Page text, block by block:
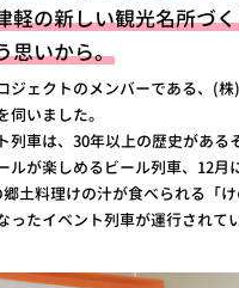
軽の新しい観光名所づ
思いから。
ジェクトのメンバーである、(
いました。
列車は、30年以上の歴史がある
ルが楽しめるビール列車、12月
土料理けの汁が食べられる「
ったイベント列車が運行されて